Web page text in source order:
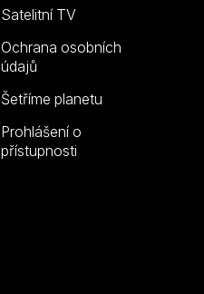
Satelitní TV
Ochrana osobních
údajů
Šetříme planetu
Prohlášení o
přístupnosti